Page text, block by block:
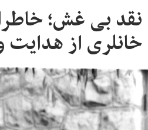
نقد بی غش؛
خانلری از هدایت